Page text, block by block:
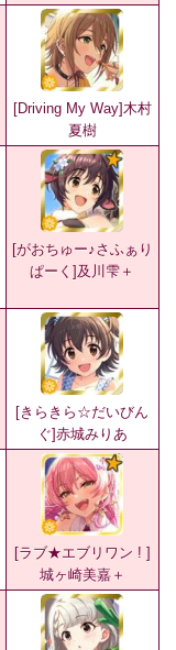
[Driving My Way]木村
夏樹
[がおちゅー♪さふぁり
ぱーく]及川雫＋
[きらきら☆だいびん
ぐ]赤城みりあ
[ラブ★エブリワン ! ]
城ヶ崎美嘉＋